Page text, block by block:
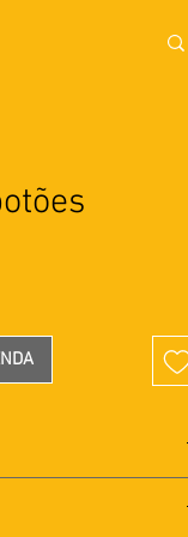
variados nas
camisa social.